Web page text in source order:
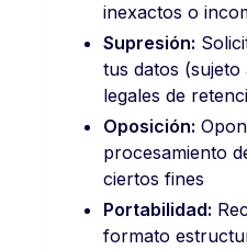
inexactos o
Supresión:
tus datos (sujeto
legales de
Oposición:
procesamiento
ciertos fines
Portabilidad:
formato